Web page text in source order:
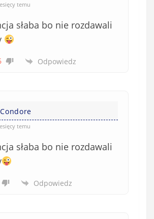
temu
słaba bo nie rozdawali
Odpowiedz
temu
słaba bo nie rozdawali
Odpowiedz